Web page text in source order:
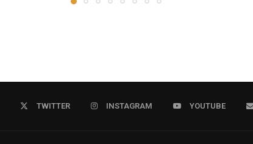
TWITTER INSTAGRAM YOUTUBE